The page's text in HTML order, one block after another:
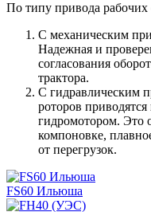
По типу привода рабочих
С механическим
Надежная и
согласования
трактора.
С гидравлическим
роторов
гидромотором. Это
компоновке,
от перегрузок.
FS60 Ильюша